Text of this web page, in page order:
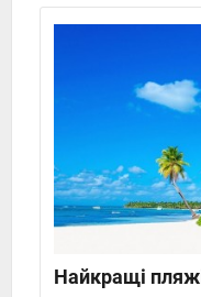
Найкращі